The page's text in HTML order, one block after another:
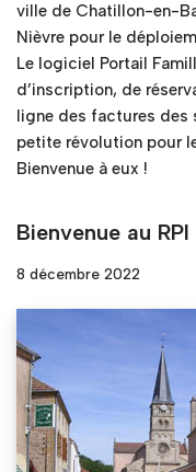
ville de Chatillon-en-
Nièvre pour le
Le logiciel Portail
d’inscription, de
ligne des factures des
petite révolution pour
Bienvenue à eux !
Bienvenue au
8 décembre 2022